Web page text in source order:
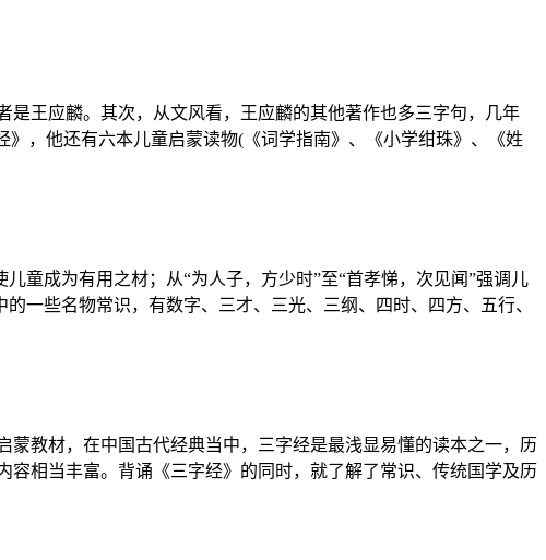
王应麟。其次，从文风看，王应麟的其他著作也多三字句，几年
，他还有六本儿童启蒙读物(《词学指南》、《小学绀珠》、《姓
童成为有用之材；从“为人子，方少时”至“首孝悌，次见闻”强调儿
一些名物常识，有数字、三才、三光、三纲、四时、四方、五行、
蒙教材，在中国古代经典当中，三字经是最浅显易懂的读本之一，历
相当丰富。背诵《三字经》的同时，就了解了常识、传统国学及历